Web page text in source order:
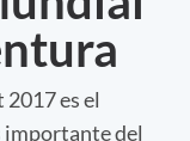
es el
importante del